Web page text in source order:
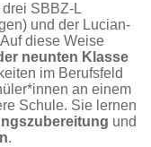
SBBZ-L
und der Lucian-
diese Weise
neunten Klasse
im Berufsfeld
an einem
Schule. Sie lernen
und
.